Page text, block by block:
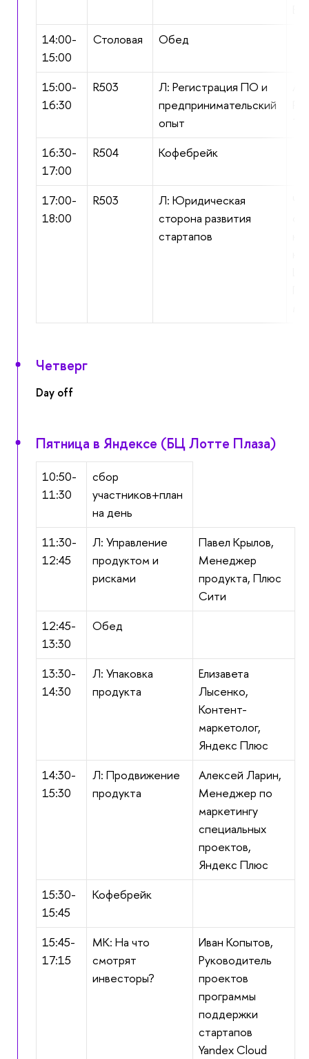
14:00-
15:00
Столовая Обед
15:00-
16:30
R503
Л: Регистрация ПО и
предпринимательский
опыт
16:30-
17:00
R504 Кофебрейк
17:00-
18:00
R503
Л: Юридическая
сторона развития
стартапов
Четверг
Day off
Пятница в Яндексе (БЦ Лотте Плаза)
10:50-
11:30
сбор
участников+план
на день
11:30-
12:45
Л: Управление
продуктом и
рисками
Павел Крылов,
Менеджер
продукта, Плюс
Сити
12:45-
13:30
Обед
13:30-
14:30
Л: Упаковка
продукта
Елизавета
Лысенко,
Контент-
маркетолог,
Яндекс Плюс
14:30-
15:30
Л: Продвижение
продукта
Алексей Ларин,
Менеджер по
маркетингу
специальных
проектов,
Яндекс Плюс
15:30-
15:45
Кофебрейк
15:45-
17:15
МК: На что
смотрят
инвесторы?
Иван Копытов,
Руководитель
проектов
программы
поддержки
стартапов
Yandex Cloud